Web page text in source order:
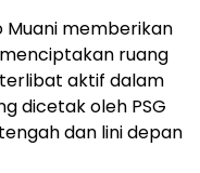
Muani memberikan
ruang
aktif dalam
dicetak oleh PSG
dan lini depan